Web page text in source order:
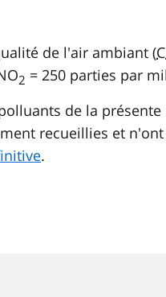
de l'air ambiant (
2 = 250 parties par
de la présente
recueillies et
.